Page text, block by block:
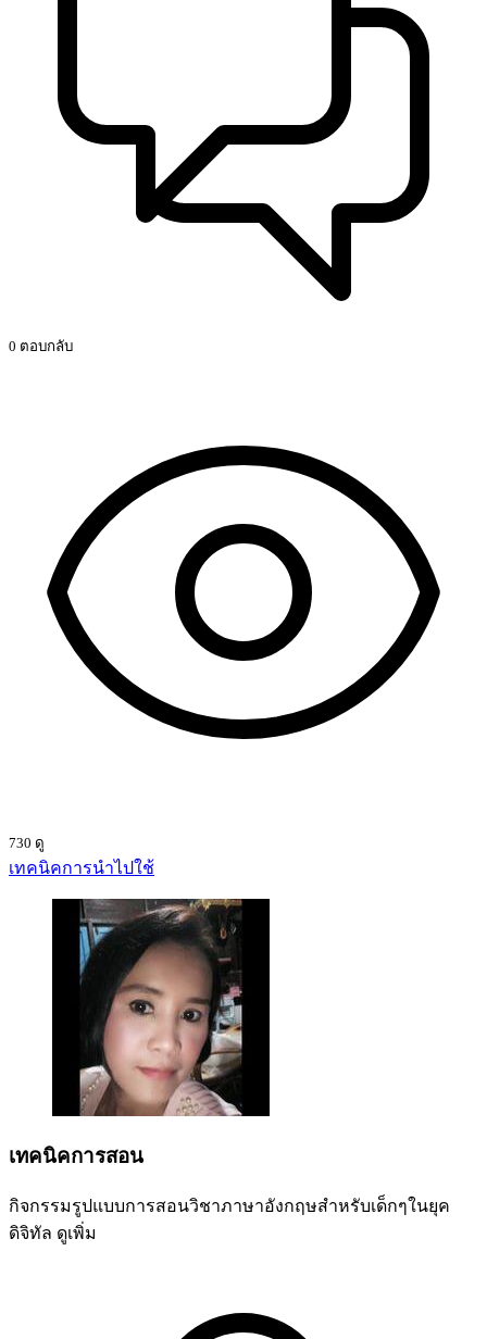
0 ตอบกลับ
730 ดู
เทคนิคการนำไปใช้
เทคนิคการสอน
กิจกรรมรูปแบบการสอนวิชาภาษาอังกฤษสำหรับเด็กๆในยุค
ดิจิทัล ดูเพิ่ม